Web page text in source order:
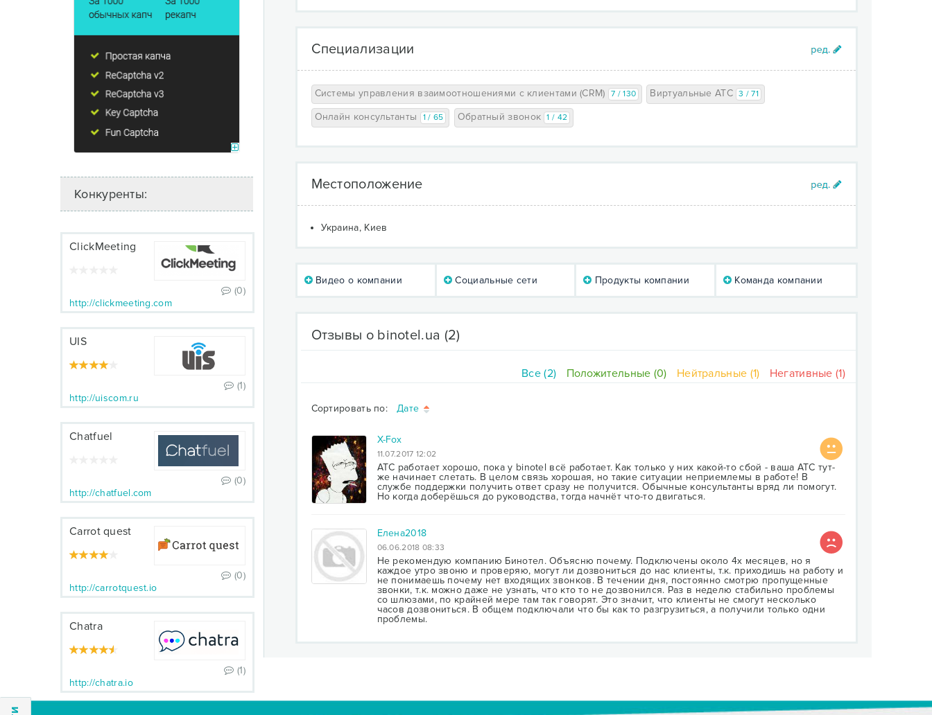
Конкуренты:
ClickMeeting
(0)
http://clickmeeting.com
UIS
(1)
http://uiscom.ru
Chatfuel
(0)
http://chatfuel.com
Carrot quest
(0)
http://carrotquest.io
Chatra
(1)
http://chatra.io
Специализации
Системы управления взаимоотношениями с клиентами (CRM) 7 / 130 Виртуальные АТС 3 / 71
Онлайн консультанты 1 / 65 Обратный звонок 1 / 42
Местоположение
Украина, Киев
Видео о компании Социальные сети Продукты компании Команда компании
Отзывы о binotel.ua (2)
Все (2) Положительные (0) Нейтральные (1) Негативные (1)
Сортировать по: Дате
X-Fox
11.07.2017 12:02
АТС работает хорошо, пока у binotel всё работает. Как только у них какой-то сбой - ваша АТС тут-
же начинает слетать. В целом связь хорошая, но такие ситуации неприемлемы в работе! В
службе поддержки получить ответ сразу не получится. Обычные консультанты вряд ли помогут.
Но когда доберёшься до руководства, тогда начнёт что-то двигаться.
Елена2018
06.06.2018 08:33
Не рекомендую компанию Бинотел. Объясню почему. Подключены около 4х месяцев, но я
каждое утро звоню и проверяю, могут ли дозвониться до нас клиенты, т.к. приходишь на работу и
не понимаешь почему нет входящих звонков. В течении дня, постоянно смотрю пропущенные
звонки, т.к. можно даже не узнать, что кто то не дозвонился. Раз в неделю стабильно проблемы
со шлюзами, по крайней мере там так говорят. Это значит, что клиенты не смогут несколько
часов дозвониться. В общем подключали что бы как то разгрузиться, а получили только одни
проблемы.